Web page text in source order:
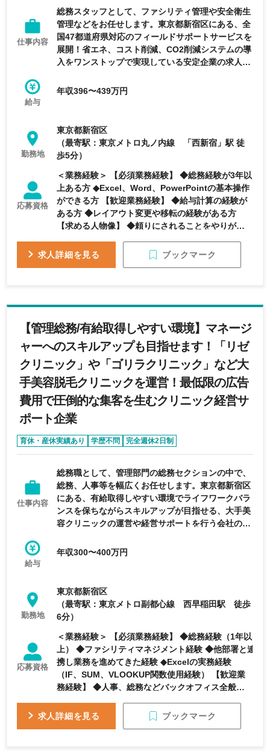
仕事内容
総務スタッフとして、ファシリティ管理や安全衛生
管理などをお任せします。東京都新宿区にある、全
国47都道府県対応のフィールドサポートサービスを
展開！省エネ、コスト削減、CO2削減システムの導
入をワンストップで実現している安定企業の求人で
給与
年収396〜439万円
勤務地
東京都新宿区
（最寄駅：東京メトロ丸ノ内線 「西新宿」駅 徒
歩5分）
応募資格
＜業務経験＞ 【必須業務経験】 ◆総務経験が3年以
上ある方 ◆Excel、Word、PowerPointの基本操作
ができる方 【歓迎業務経験】 ◆給与計算の経験が
ある方 ◆レイアウト変更や移転の経験がある方
【求める人物像】 ◆頼りにされることをやりがいに
◆言われた事だけを行うのではなく、自ら課題や問
求人詳細を見る ブックマーク
【管理総務/有給取得しやすい環境】マネージ
ャーへのスキルアップも目指せます！「リゼ
クリニック」や「ゴリラクリニック」など大
手美容脱毛クリニックを運営！最低限の広告
費用で圧倒的な集客を生むクリニック経営サ
ポート企業
育休・産休実績あり 学歴不問
完全週休2日制
年間休日120日以上
残業少なめ
仕事内容
総務職として、管理部門の総務セクションの中で、
総務、人事等を幅広くお任せします。東京都新宿区
にある、有給取得しやすい環境でライフワークバラ
ンスを保ちながらスキルアップが目指せる、大手美
容クリニックの運営や経営サポートを行う会社の求
給与
年収300〜400万円
勤務地
東京都新宿区
（最寄駅：東京メトロ副都心線 西早稲田駅 徒歩
6分）
応募資格
＜業務経験＞ 【必須業務経験】 ◆総務経験（1年以
上） ◆ファシリティマネジメント経験 ◆他部署と連
携し業務を進めてきた経験 ◆Excelの実務経験
（IF、SUM、VLOOKUP関数使用経験） 【歓迎業
務経験】 ◆人事、総務などバックオフィス全般に関
って業務に取り組める方 ◆柔軟な志向をお持ちの方
求人詳細を見る ブックマーク